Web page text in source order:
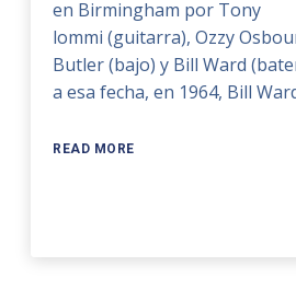
en Birmingham por Tony
lommi (guitarra), Ozzy
Butler (bajo) y Bill Ward
a esa fecha, en 1964, Bill
READ MORE